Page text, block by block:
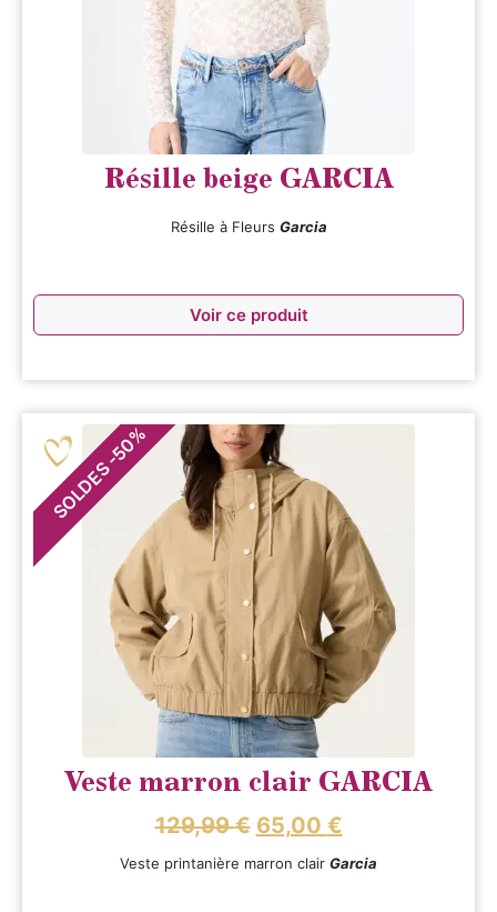
Résille beige GARCIA
Résille à Fleurs Garcia
Voir ce produit
SOLDES
-
50
%
Veste marron clair GARCIA
129,99€ 65,00 €
Veste printanière marron clair Garcia